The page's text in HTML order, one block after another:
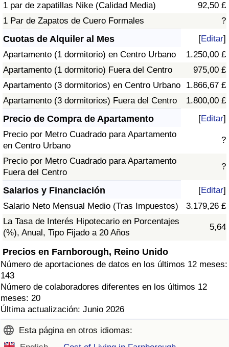
1 par de zapatillas Nike (Calidad Media)
92,50 £
1 Par de Zapatos de Cuero Formales
?
Cuotas de Alquiler al Mes [Editar]
Apartamento (1 dormitorio) en Centro Urbano
1.250,00 £
Apartamento (1 dormitorio) Fuera del Centro
975,00 £
Apartamento (3 dormitorios) en Centro Urbano
1.866,67 £
Apartamento (3 dormitorios) Fuera del Centro
1.800,00 £
Precio de Compra de Apartamento [Editar]
Precio por Metro Cuadrado para Apartamento
en Centro Urbano
?
Precio por Metro Cuadrado para Apartamento
Fuera del Centro
?
Salarios y Financiación [Editar]
Salario Neto Mensual Medio (Tras Impuestos)
3.179,26 £
La Tasa de Interés Hipotecario en Porcentajes
(%), Anual, Tipo Fijado a 20 Años
5,64
Precios en Farnborough, Reino Unido
Número de aportaciones de datos en los últimos 12 meses:
143
Número de colaboradores diferentes en los últimos 12
meses: 20
Última actualización: Junio 2026
Esta página en otros idiomas: